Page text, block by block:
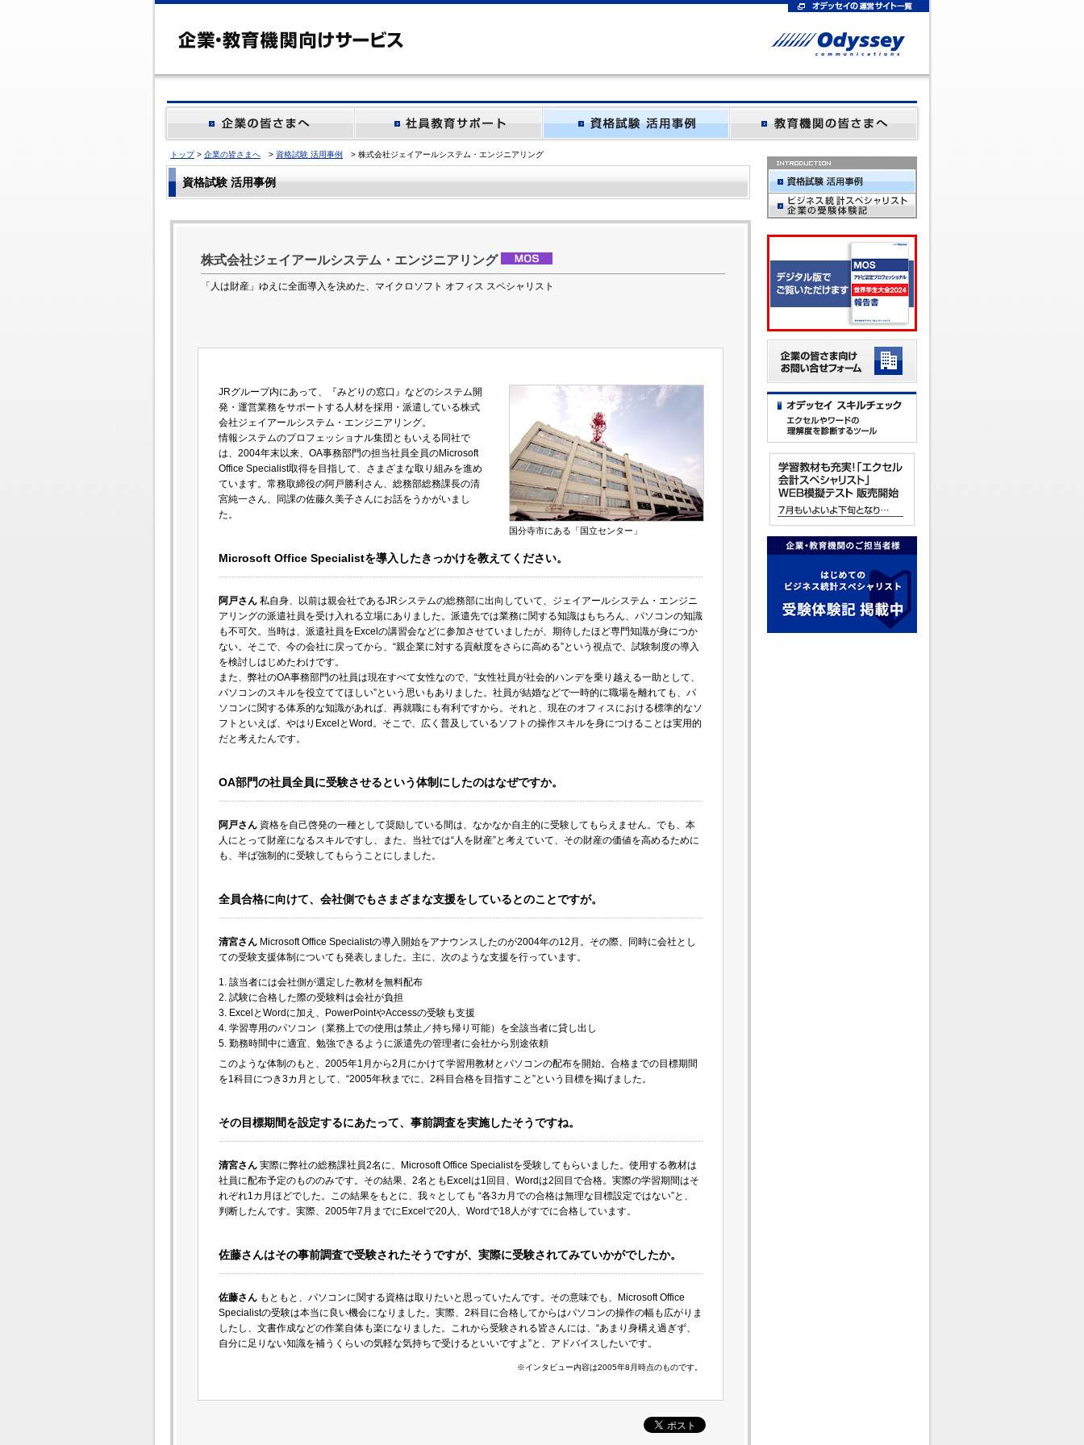
トップ> 企業の皆さまへ > 資格試験 活用事例 > 株式会社ジェイアールシステム・エンジニアリング
資格試験 活用事例
株式会社ジェイアールシステム・エンジニアリング
「人は財産」ゆえに全面導入を決めた、マイクロソフト オフィス スペシャリスト
国分寺市にある「国立センター」
JRグループ内にあって、『みどりの窓口』などのシステム開
発・運営業務をサポートする人材を採用・派遣している株式
会社ジェイアールシステム・エンジニアリング。
情報システムのプロフェッショナル集団ともいえる同社で
は、2004年末以来、OA事務部門の担当社員全員のMicrosoft
Office Specialist取得を目指して、さまざまな取り組みを進め
ています。常務取締役の阿戸勝利さん、総務部総務課長の清
宮純一さん、同課の佐藤久美子さんにお話をうかがいまし
た。
Microsoft Office Specialistを導入したきっかけを教えてください。
阿戸さん 私自身、以前は親会社であるJRシステムの総務部に出向していて、ジェイアールシステム・エンジニ
アリングの派遣社員を受け入れる立場にありました。派遣先では業務に関する知識はもちろん、パソコンの知識
も不可欠。当時は、派遣社員をExcelの講習会などに参加させていましたが、期待したほど専門知識が身につか
ない。そこで、今の会社に戻ってから、“親企業に対する貢献度をさらに高める”という視点で、試験制度の導入
を検討しはじめたわけです。
また、弊社のOA事務部門の社員は現在すべて女性なので、“女性社員が社会的ハンデを乗り越える一助として、
パソコンのスキルを役立ててほしい”という思いもありました。社員が結婚などで一時的に職場を離れても、パ
ソコンに関する体系的な知識があれば、再就職にも有利ですから。それと、現在のオフィスにおける標準的なソ
フトといえば、やはりExcelとWord。そこで、広く普及しているソフトの操作スキルを身につけることは実用的
だと考えたんです。
OA部門の社員全員に受験させるという体制にしたのはなぜですか。
阿戸さん 資格を自己啓発の一種として奨励している間は、なかなか自主的に受験してもらえません。でも、本
人にとって財産になるスキルですし、また、当社では“人を財産”と考えていて、その財産の価値を高めるために
も、半ば強制的に受験してもらうことにしました。
全員合格に向けて、会社側でもさまざまな支援をしているとのことですが。
清宮さん Microsoft Office Specialistの導入開始をアナウンスしたのが2004年の12月。その際、同時に会社とし
ての受験支援体制についても発表しました。主に、次のような支援を行っています。
1. 該当者には会社側が選定した教材を無料配布
2. 試験に合格した際の受験料は会社が負担
3. ExcelとWordに加え、PowerPointやAccessの受験も支援
4. 学習専用のパソコン（業務上での使用は禁止／持ち帰り可能）を全該当者に貸し出し
5. 勤務時間中に適宜、勉強できるように派遣先の管理者に会社から別途依頼
このような体制のもと、2005年1月から2月にかけて学習用教材とパソコンの配布を開始。合格までの目標期間
を1科目につき3カ月として、“2005年秋までに、2科目合格を目指すこと”という目標を掲げました。
その目標期間を設定するにあたって、事前調査を実施したそうですね。
清宮さん 実際に弊社の総務課社員2名に、Microsoft Office Specialistを受験してもらいました。使用する教材は
社員に配布予定のもののみです。その結果、2名ともExcelは1回目、Wordは2回目で合格。実際の学習期間はそ
れぞれ1カ月ほどでした。この結果をもとに、我々としても “各3カ月での合格は無理な目標設定ではない”と、
判断したんです。実際、2005年7月までにExcelで20人、Wordで18人がすでに合格しています。
佐藤さんはその事前調査で受験されたそうですが、実際に受験されてみていかがでしたか。
佐藤さん もともと、パソコンに関する資格は取りたいと思っていたんです。その意味でも、Microsoft Office
Specialistの受験は本当に良い機会になりました。実際、2科目に合格してからはパソコンの操作の幅も広がりま
したし、文書作成などの作業自体も楽になりました。これから受験される皆さんには、“あまり身構え過ぎず、
自分に足りない知識を補うくらいの気軽な気持ちで受けるといいですよ”と、アドバイスしたいです。
※インタビュー内容は2005年8月時点のものです。